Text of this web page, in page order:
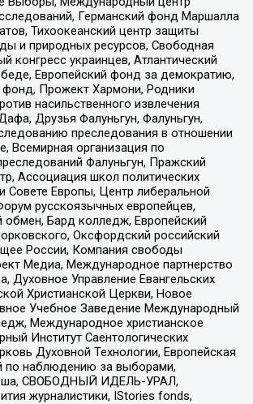
Германский фонд Маршалла
Тихоокеанский центр защиты
и природных ресурсов, Свободная
конгресс украинцев, Атлантический
Европейский фонд за демократию,
Прожект Хармони, Родники
насильственного извлечения
Друзья Фалуньгун, Фалуньгун,
преследования в отношении
Всемирная организация по
Фалуньгун, Пражский
Ассоциация школ политических
Совете Европы, Центр либеральной
русскоязычных европейцев,
обмен, Бард колледж, Европейский
Оксфордский российский
России, Компания свободы
Медиа, Международное партнерство
Духовное Управление Евангельских
Христианской Церкви, Новое
Учебное Заведение Международный
Международное христианское
Институт Саентологических
Духовной Технологии, Европейская
по наблюдению за выборами,
СВОБОДНЫЙ ИДЕЛЬ-УРАЛ,
журналистики, IStories fonds,